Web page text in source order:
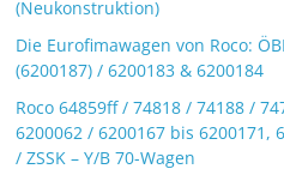
(Neukonstruktion)
Die Eurofimawagen von Roco:
(6200187) / 6200183 & 6200184
Roco 64859ff / 74818 / 74188 /
6200062 / 6200167 bis 6200171,
/ ZSSK – Y/B 70-Wagen